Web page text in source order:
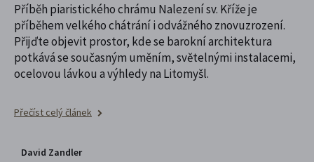
Příběh piaristického chrámu Nalezení sv. Kříže je
příběhem velkého chátrání i odvážného znovuzrození.
Přijďte objevit prostor, kde se barokní architektura
potkává se současným uměním, světelnými instalacemi,
ocelovou lávkou a výhledy na Litomyšl.
Přečíst celý článek
David Zandler